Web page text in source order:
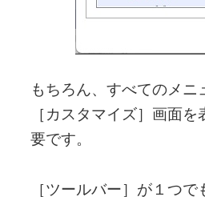
もちろん、すべてのメニ
［カスタマイズ］画面
要です。
［ツールバー］が１つ